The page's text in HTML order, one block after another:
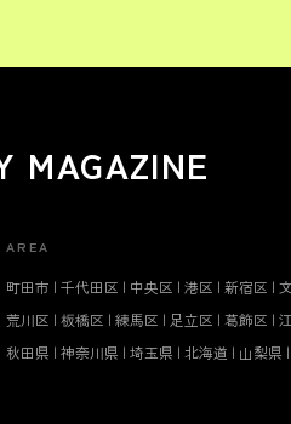
MAGAZINE
AREA
町田市 | 千代田区 | 中央区 | 港区 | 新宿区 |
荒川区 | 板橋区 | 練馬区 | 足立区 | 葛飾区 |
秋田県 | 神奈川県 | 埼玉県 | 北海道 | 山梨県 |